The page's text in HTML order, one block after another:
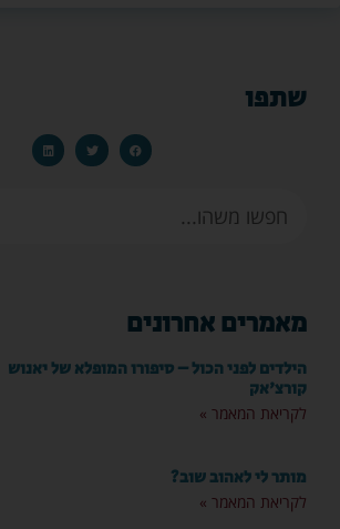
שתפו
מאמרים אחרונים
הילדים לפני הכול – סיפורו המופלא של יאנוש
קורצ'אק
לקריאת המאמר »
מותר לי לאהוב שוב?
לקריאת המאמר »